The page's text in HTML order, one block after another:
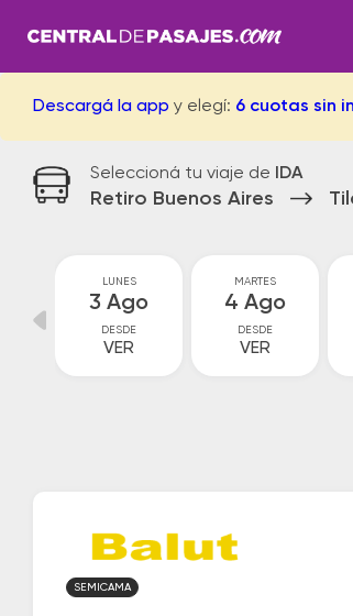
Descargá la app y elegí: 6 cuotas sin
Seleccioná tu viaje de IDA
Retiro Buenos Aires
LUNES
3 Ago
DESDE
VER
MARTES
4 Ago
DESDE
VER
SEMICAMA